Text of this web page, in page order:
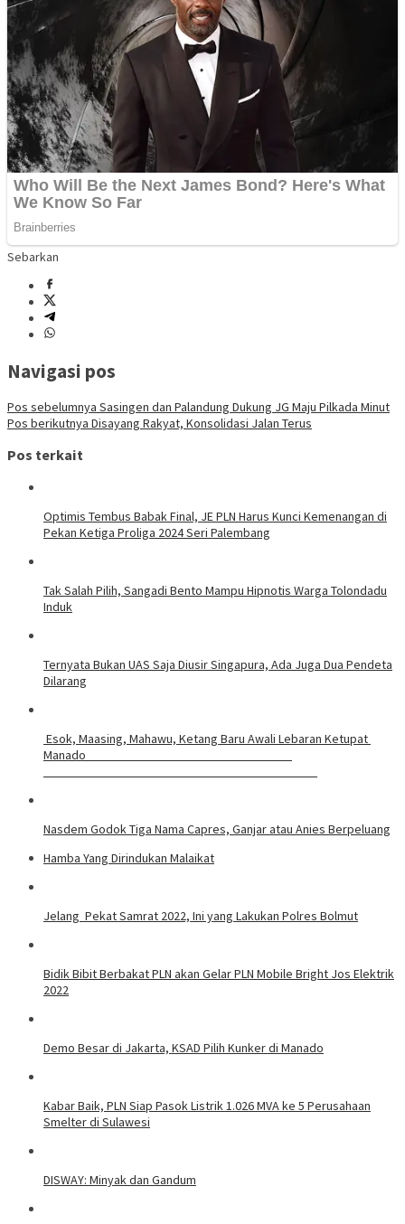
Sebarkan
Navigasi pos
Pos sebelumnya Sasingen dan Palandung Dukung JG Maju Pilkada Minut
Pos berikutnya Disayang Rakyat, Konsolidasi Jalan Terus
Pos terkait
Optimis Tembus Babak Final, JE PLN Harus Kunci Kemenangan di
Pekan Ketiga Proliga 2024 Seri Palembang
Tak Salah Pilih, Sangadi Bento Mampu Hipnotis Warga Tolondadu
Induk
Ternyata Bukan UAS Saja Diusir Singapura, Ada Juga Dua Pendeta
Dilarang
Esok, Maasing, Mahawu, Ketang Baru Awali Lebaran Ketupat
Manado
Nasdem Godok Tiga Nama Capres, Ganjar atau Anies Berpeluang
Hamba Yang Dirindukan Malaikat
Jelang Pekat Samrat 2022, Ini yang Lakukan Polres Bolmut
Bidik Bibit Berbakat PLN akan Gelar PLN Mobile Bright Jos Elektrik
2022
Demo Besar di Jakarta, KSAD Pilih Kunker di Manado
Kabar Baik, PLN Siap Pasok Listrik 1.026 MVA ke 5 Perusahaan
Smelter di Sulawesi
DISWAY: Minyak dan Gandum